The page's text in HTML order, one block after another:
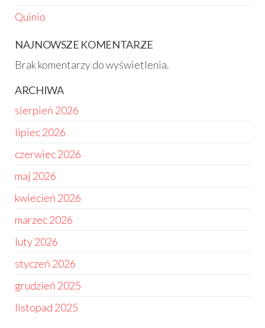
Quinio
NAJNOWSZE KOMENTARZE
Brak komentarzy do wyświetlenia.
ARCHIWA
sierpień 2026
lipiec 2026
czerwiec 2026
maj 2026
kwiecień 2026
marzec 2026
luty 2026
styczeń 2026
grudzień 2025
listopad 2025